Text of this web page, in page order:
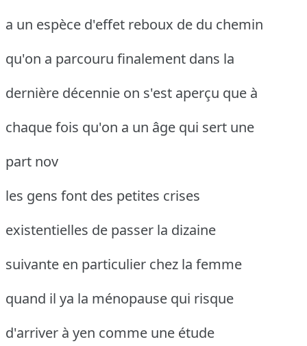
a un espèce d'effet reboux de du chemin
qu'on a parcouru finalement dans la
dernière décennie on s'est aperçu que à
chaque fois qu'on a un âge qui sert une
part nov
les gens font des petites crises
existentielles de passer la dizaine
suivante en particulier chez la femme
quand il ya la ménopause qui risque
d'arriver à yen comme une étude